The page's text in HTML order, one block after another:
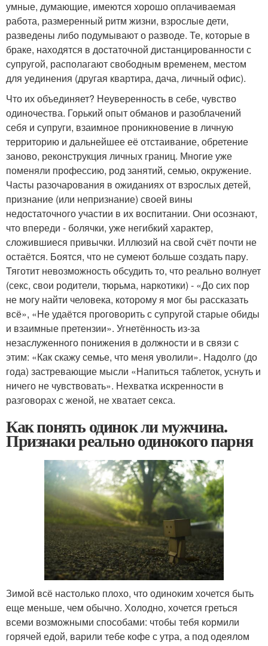
умные, думающие, имеются хорошо оплачиваемая
работа, размеренный ритм жизни, взрослые дети,
разведены либо подумывают о разводе. Те, которые в
браке, находятся в достаточной дистанцированности с
супругой, располагают свободным временем, местом
для уединения (другая квартира, дача, личный офис).
Что их объединяет? Неуверенность в себе, чувство
одиночества. Горький опыт обманов и разоблачений
себя и супруги, взаимное проникновение в личную
территорию и дальнейшее её отстаивание, обретение
заново, реконструкция личных границ. Многие уже
поменяли профессию, род занятий, семью, окружение.
Часты разочарования в ожиданиях от взрослых детей,
признание (или непризнание) своей вины
недостаточного участии в их воспитании. Они осознают,
что впереди - болячки, уже негибкий характер,
сложившиеся привычки. Иллюзий на свой счёт почти не
остаётся. Боятся, что не сумеют больше создать пару.
Тяготит невозможность обсудить то, что реально волнует
(секс, свои родители, тюрьма, наркотики) - «До сих пор
не могу найти человека, которому я мог бы рассказать
всё», «Не удаётся проговорить с супругой старые обиды
и взаимные претензии». Угнетённость из-за
незаслуженного понижения в должности и в связи с
этим: «Как скажу семье, что меня уволили». Надолго (до
года) застревающие мысли «Напиться таблеток, уснуть и
ничего не чувствовать». Нехватка искренности в
разговорах с женой, не хватает секса.
Как понять одинок ли мужчина.
Признаки реально одинокого парня
Зимой всё настолько плохо, что одиноким хочется быть
еще меньше, чем обычно. Холодно, хочется греться
всеми возможными способами: чтобы тебя кормили
горячей едой, варили тебе кофе с утра, а под одеялом